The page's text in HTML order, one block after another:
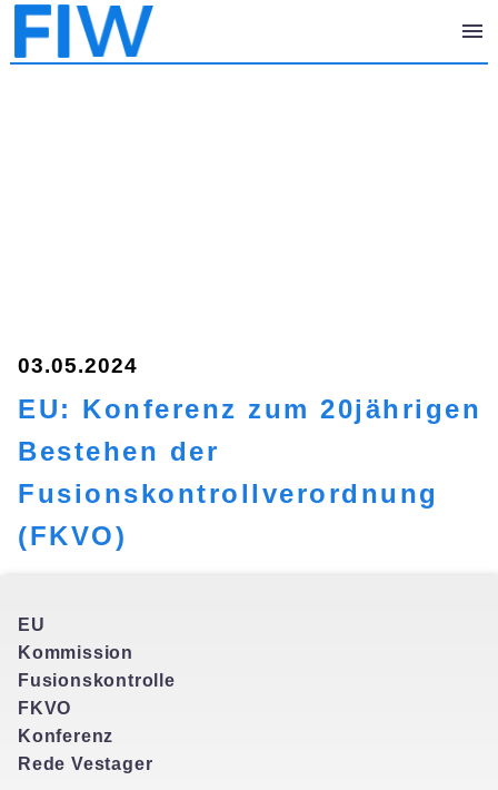
03.05.2024
EU: Konferenz zum 20jährigen
Bestehen der
Fusionskontrollverordnung
(FKVO)
EU
Kommission
Fusionskontrolle
FKVO
Konferenz
Rede Vestager